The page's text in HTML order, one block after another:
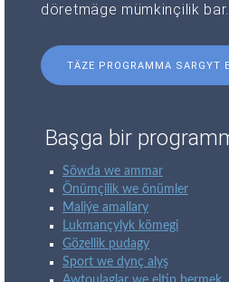
döretmäge mümkinçilik bar.
TÄZE PROGRAMMA SARGYT
Başga bir
Söwda we ammar
Önümçilik we önümler
Maliýe amallary
Lukmançylyk kömegi
Gözellik pudagy
Sport we dynç alyş